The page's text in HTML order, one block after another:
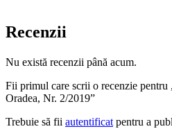
Recenzii
Nu există recenzii până acum.
Fii primul care scrii o recenzie pentru
Oradea, Nr. 2/2019”
Trebuie să fii autentificat pentru a